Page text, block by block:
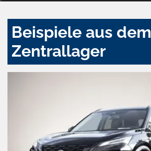
Beispiele aus dem
Zentrallager